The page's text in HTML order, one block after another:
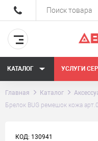
КАТАЛОГ УСЛУГИ
Главная Каталог
Брелок BUG ремешок кожа
КОД: 130941